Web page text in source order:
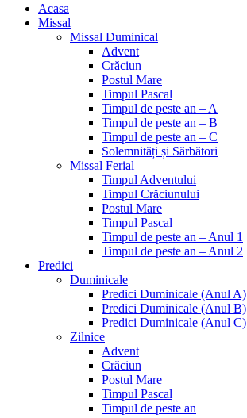
Acasa
Missal
Missal Duminical
Advent
Crăciun
Postul Mare
Timpul Pascal
Timpul de peste an – A
Timpul de peste an – B
Timpul de peste an – C
Solemnități și Sărbători
Missal Ferial
Timpul Adventului
Timpul Crăciunului
Postul Mare
Timpul Pascal
Timpul de peste an – Anul 1
Timpul de peste an – Anul 2
Predici
Duminicale
Predici Duminicale (Anul A)
Predici Duminicale (Anul B)
Predici Duminicale (Anul C)
Zilnice
Advent
Crăciun
Postul Mare
Timpul Pascal
Timpul de peste an